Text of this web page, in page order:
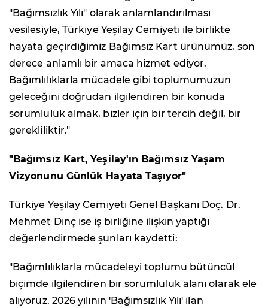
"Bağımsızlık Yılı" olarak anlamlandırılması
vesilesiyle, Türkiye Yeşilay Cemiyeti ile birlikte
hayata geçirdiğimiz Bağımsız Kart ürünümüz, son
derece anlamlı bir amaca hizmet ediyor.
Bağımlılıklarla mücadele gibi toplumumuzun
geleceğini doğrudan ilgilendiren bir konuda
sorumluluk almak, bizler için bir tercih değil, bir
gerekliliktir."
"Bağımsız Kart, Yeşilay'ın Bağımsız Yaşam
Vizyonunu Günlük Hayata Taşıyor"
Türkiye Yeşilay Cemiyeti Genel Başkanı Doç. Dr.
Mehmet Dinç ise iş birliğine ilişkin yaptığı
değerlendirmede şunları kaydetti:
"Bağımlılıklarla mücadeleyi toplumu bütüncül
biçimde ilgilendiren bir sorumluluk alanı olarak ele
alıyoruz. 2026 yılının 'Bağımsızlık Yılı' ilan